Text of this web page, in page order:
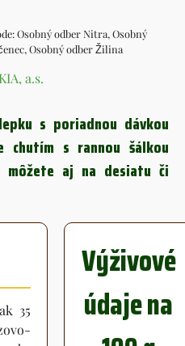
Osobný odber Nitra, Osobný
Osobný odber Žilina
a.s.
s poriadnou dávkou
chutím s rannou šálkou
aj na desiatu či
35
Výživové
údaje na